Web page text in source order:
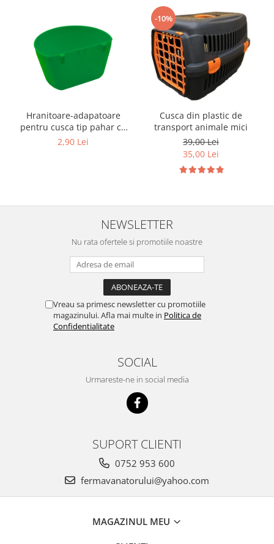
Hranitoare-adapatoare
pentru cusca tip pahar cu
suport
2,90 Lei
-10%
Cusca din plastic de
transport animale mici
39,00 Lei
35,00 Lei
NEWSLETTER
Nu rata ofertele si promotiile noastre
Vreau sa primesc newsletter cu promotiile
magazinului. Afla mai multe in Politica de
Confidentialitate
SOCIAL
Urmareste-ne in social media
SUPORT CLIENTI
0752 953 600
fermavanatorului@yahoo.com
MAGAZINUL MEU